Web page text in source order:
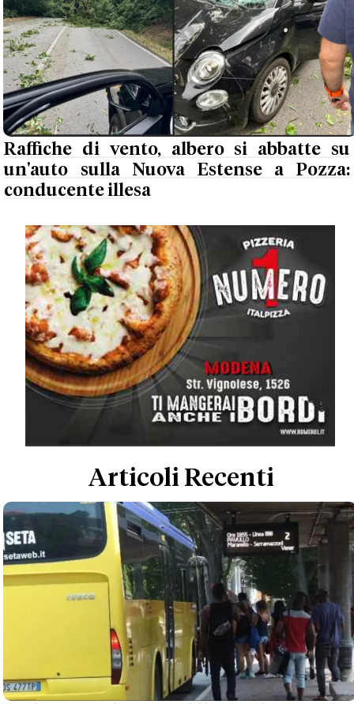
Raffiche di vento, albero si abbatte su
un'auto sulla Nuova Estense a Pozza:
conducente illesa
Articoli Recenti